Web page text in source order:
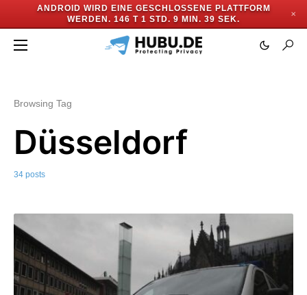
ANDROID WIRD EINE GESCHLOSSENE PLATTFORM
WERDEN. 146 T 1 STD. 9 MIN. 36 SEK.
✕
Browsing Tag
Düsseldorf
34 posts